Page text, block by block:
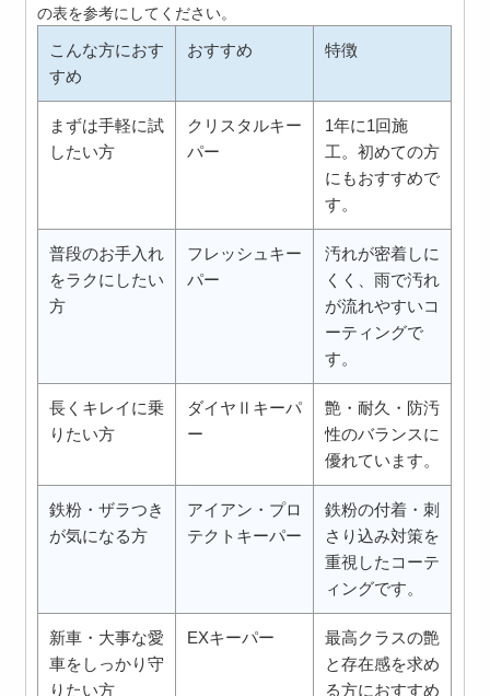
の表を参考にしてください。
こんな方におす
すめ
おすすめ 特徴
まずは手軽に試
したい方
クリスタルキー
パー
1年に1回施
工。初めての方
にもおすすめで
す。
普段のお手入れ
をラクにしたい
方
フレッシュキー
パー
汚れが密着しに
くく、雨で汚れ
が流れやすいコ
ーティングで
す。
長くキレイに乗
りたい方
ダイヤⅡキーパ
ー
艶・耐久・防汚
性のバランスに
優れています。
鉄粉・ザラつき
が気になる方
アイアン・プロ
テクトキーパー
鉄粉の付着・刺
さり込み対策を
重視したコーテ
ィングです。
新車・大事な愛
車をしっかり守
りたい方
EXキーパー
最高クラスの艶
と存在感を求め
る方におすすめ